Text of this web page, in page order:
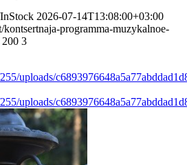
2026-07-14T13:08:00+03:00
programma-muzykalnoe-
200 3
uploads/
uploads/